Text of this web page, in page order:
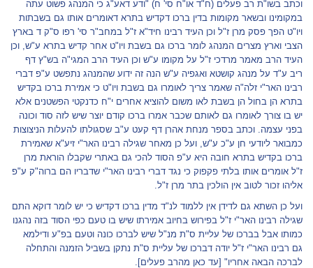
וכתב בשו"ת רב פעלים (ח"ד או"ח סי' ח) "ודע דאע"ג כי המנהג פשוט עתה
במקומינו ובשאר מקומות בדין ברכו דקדיש בתרא דאומרים אותו גם בשבתות
ויו"ט הפך פסק מרן ז"ל וכן העיד רבינו חיד"א ז"ל במחב"ר סי' רפו ס"ק ד בארץ
הצבי וארץ מצרים המנהג לומר ברכו גם בשבת ויו"ט אחר קדיש בתרא ע"ש, וכן
העיד הרב מאמר מרדכי ז"ל על מקומו ע"ש וכן העיד הרב המגי"ה בש"ץ דף
ריב ע"ד על מנהג קושטא ואגפיה ע"ש הנה זה ידוע שהמנהג נתפשט ע"פ דברי
רבינו האר"י זלה"ה שאמר צריך לאומרו גם בשבת ויו"ט כי אמירת ברכו בקדיש
בתרא הן בחול הן בשבת לאו משום להוציא אחרים י"ח כדנקטי הפשטנים אלא
יש בו צורך לאומרו גם לאותם שכבר אמרו ברכו קודם יוצר שיש לזה סוד וכונה
בפני עצמה. וכתב בספר מנחת אהרן דף קעט ע"ב שסגולתו להעלות הניצוצות
כמבואר ליודעי חן ע"כ ע"ש, ועל כן מאחר שגילה רבינו האר"י זיע"א שאמירת
ברכו בקדיש בתרא חובה היא ע"פ הסוד להכי גם באתרי שקבלו הוראת מרן
ז"ל אומרים אותו בלתי פקפוק כי נגד דברי רבינו האר"י שדבריו הם ברוה"ק ע"פ
אליהו זכור לטוב אין הולכין בתר מרן ז"ל.
ועל כן השתא גם לדידן אין ללמוד לנ"ד מדין ברכו דקדיש כי יש לומר דוקא התם
שגילה רבינו האר"י ז"ל בפירוש בחיוב אמירתו שיש בו טעם כפי הסוד בזה נהגנו
כמותו אבל בברכו של עליית ס"ת מנ"ל שיש לברכו כונה וטעם בפ"ע ודילמא
גם רבינו האר"י ז"ל יודה דברכו של עליית ס"ת נתקן בשביל הזמנה והתחלה
לברכה הבאה אחריו" [עד כאן מהרב פעלים].